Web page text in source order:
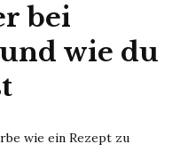
bei
wie du
wie ein Rezept zu